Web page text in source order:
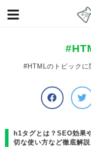
#HTMLのトピックに
h1タグとは？SEO効果
切な使い方など徹底解説